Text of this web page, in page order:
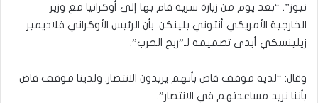
نيوز”. “بعد يوم من زيارة سرية قام بها إلى أوكرانيا مع وزير
الخارجية الأمريكي أنتوني بلينكن. بأن الرئيس الأوكراني فلاديمير
زيلينسكي أبدى تصميمه لـ”ربح الحرب”.
وقال: “لديه موقف قاض بأنهم يريدون الانتصار. ولدينا موقف قاض
بأننا نريد مساعدتهم في الانتصار”.